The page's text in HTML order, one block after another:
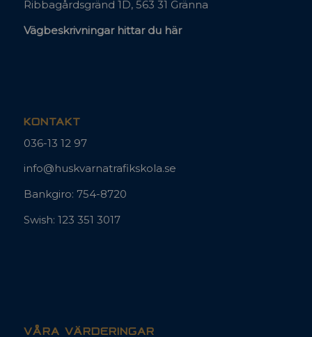
Linnégatan 23, 561 32 Huskvarna
Barnarpsgatan 17 B, 553 16 Jönköping
036-13 12 97